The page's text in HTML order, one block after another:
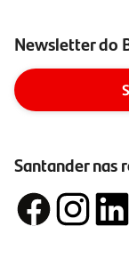
Newsletter do
Santander nas